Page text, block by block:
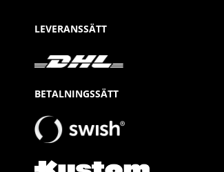
LEVERANSSÄTT
BETALNINGSSÄTT